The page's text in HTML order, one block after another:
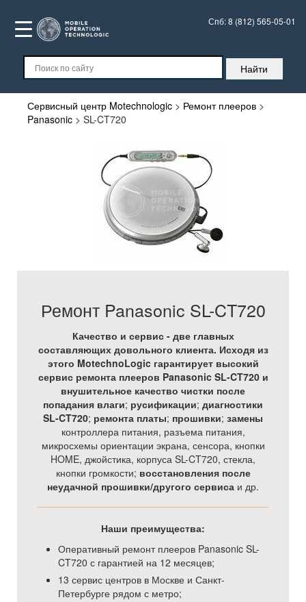
Спб:8 (812) 565-05-01
Сервисный центр Motechnologic > Ремонт плееров >
Panasonic > SL-CT720
Ремонт Panasonic SL-CT720
Качество и сервис - две главных
составляющих довольного клиента. Исходя из
этого MotechnoLogic гарантирует высокий
сервис ремонта плееров Panasonic SL-CT720 и
внушительное качество чистки после
попадания влаги; русификации; диагностики
SL-CT720; ремонта платы; прошивки; замены
контроллера питания, разъема питания,
микросхемы ориентации экрана, сенсора, кнопки
HOME, джойстика, корпуса SL-CT720, стекла,
кнопки громкости; восстановления после
неудачной прошивки/другого сервиса и др.
Наши преимущества:
Оперативный ремонт плееров Panasonic SL-
CT720 с гарантией на 12 месяцев;
13 сервис центров в Москве и Санкт-
Петербурге рядом с метро;